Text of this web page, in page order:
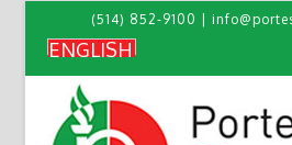
(514) 852-9100
ENGLISH